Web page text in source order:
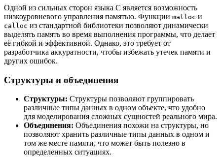
Одной из сильных сторон языка C является возможность
низкоуровневого управления памятью. Функции malloc и
calloc из стандартной библиотеки позволяют динамически
выделять память во время выполнения программы, что делает
её гибкой и эффективной. Однако, это требует от
разработчика аккуратности, чтобы избежать утечек памяти и
других ошибок.
Структуры и объединения
Структуры: Структуры позволяют группировать
различные типы данных в одном объекте, что удобно
для моделирования сложных сущностей реального мира.
Объединения: Объединения похожи на структуры, но
позволяют хранить различные типы данных в одном и
том же месте памяти, что может быть полезно в
определенных ситуациях.